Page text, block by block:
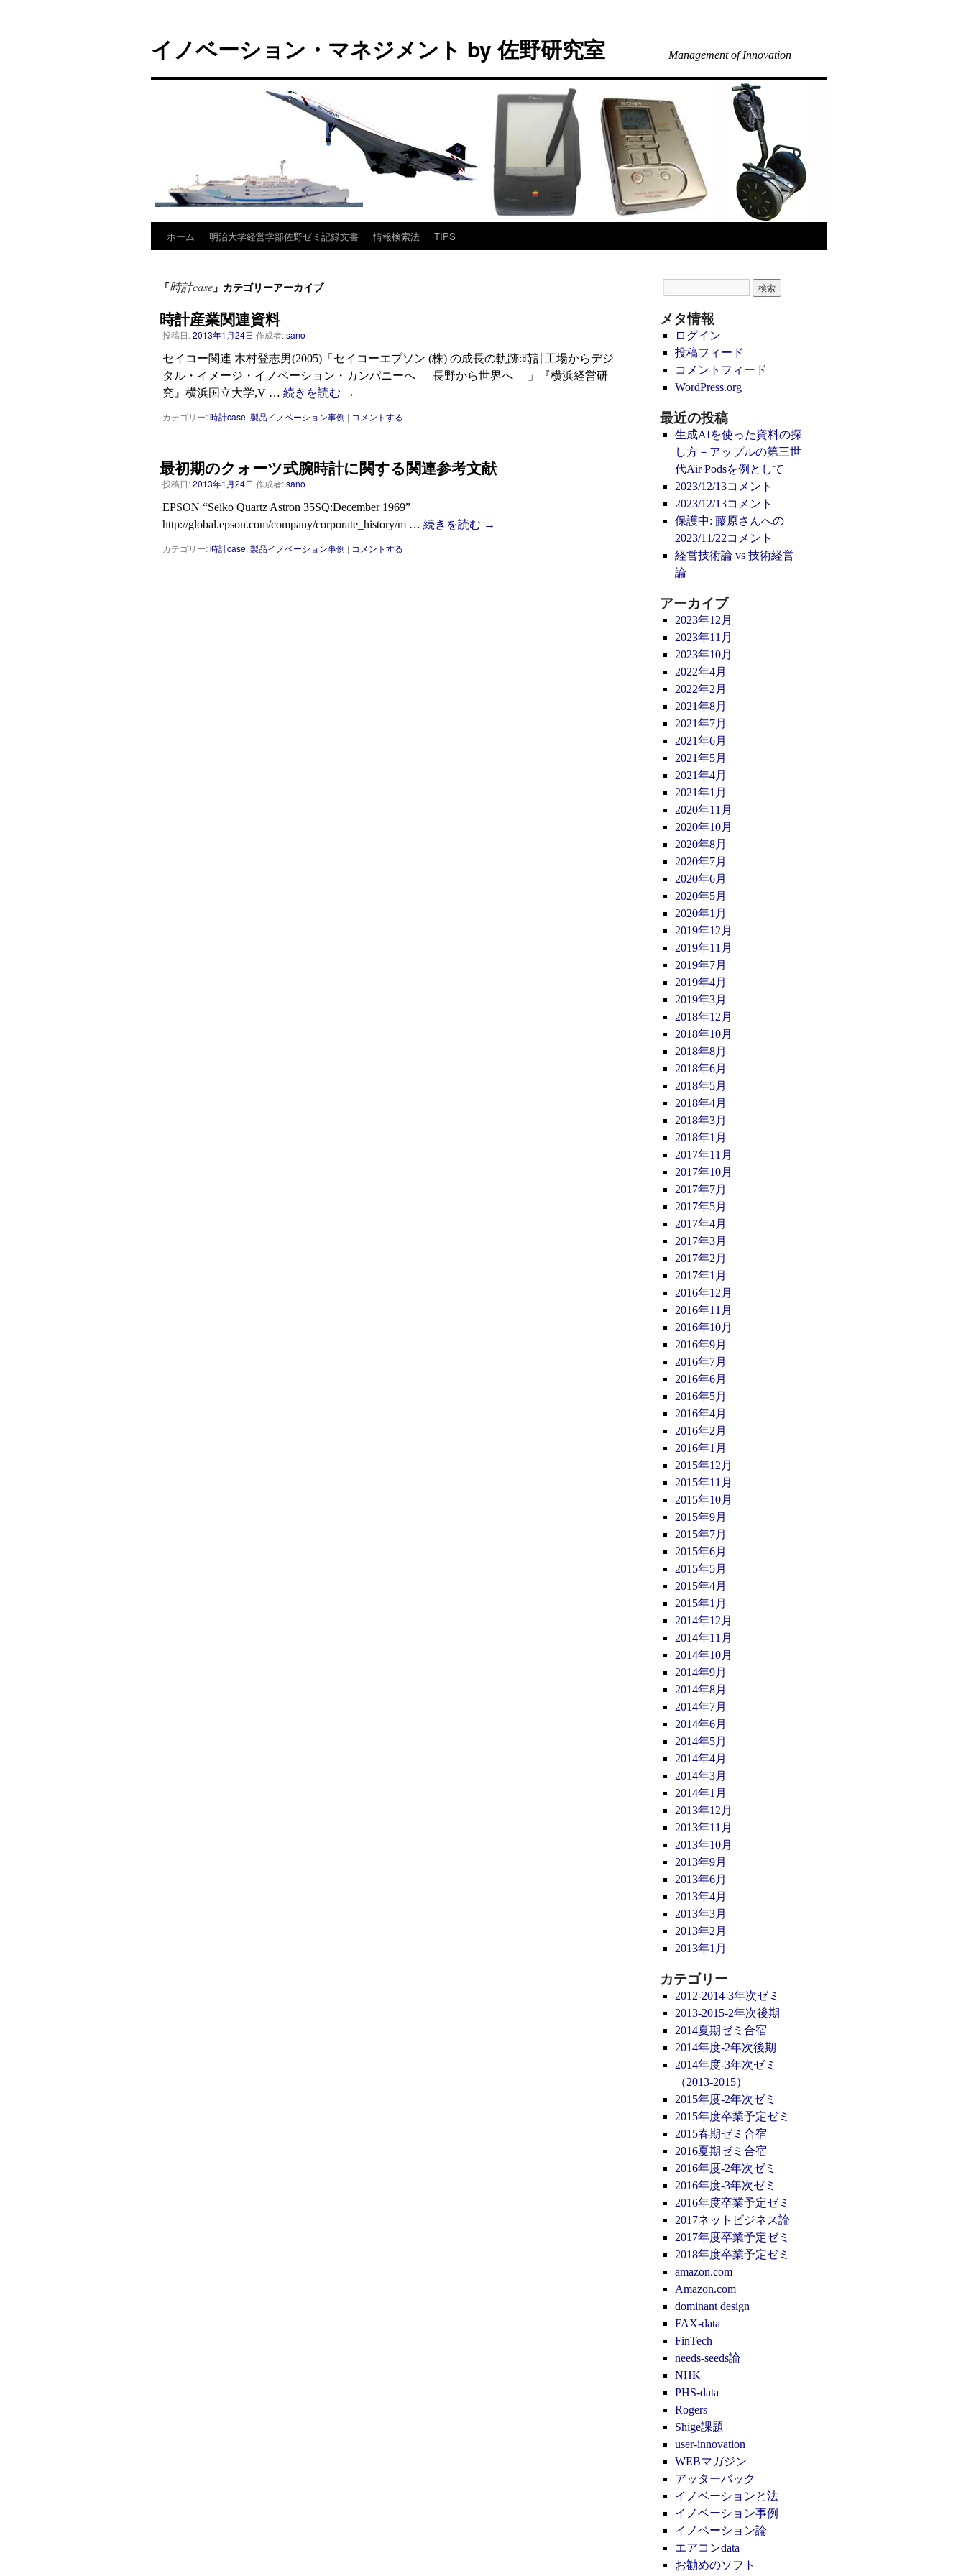
テ
イノベーション・マネジメント by 佐野研究室 Management of Innovation
ホーム 明治大学経営学部佐野ゼミ記録文書 情報検索法 TIPS
「時計case 」カテゴリーアーカイブ
時計産業関連資料
投稿日:2013年1月24日 作成者:sano
セイコー関連 木村登志男(2005)「セイコーエプソン (株) の成長の軌跡:時計工場からデジ
タル・イメージ・イノベーション・カンパニーへ — 長野から世界へ —」『横浜経営研
究』横浜国立大学,V … 続きを読む →
カテゴリー:時計case, 製品イノベーション事例 | コメントする
最初期のクォーツ式腕時計に関する関連参考文献
投稿日:2013年1月24日 作成者:sano
EPSON “Seiko Quartz Astron 35SQ:December 1969”
http://global.epson.com/company/corporate_history/m … 続きを読む →
カテゴリー:時計case, 製品イノベーション事例 | コメントする
メタ情報
ログイン
投稿フィード
コメントフィード
WordPress.org
最近の投稿
生成AIを使った資料の探
し方－アップルの第三世
代Air Podsを例として
2023/12/13コメント
2023/12/13コメント
保護中: 藤原さんへの
2023/11/22コメント
経営技術論 vs 技術経営
論
アーカイブ
2023年12月
2023年11月
2023年10月
2022年4月
2022年2月
2021年8月
2021年7月
2021年6月
2021年5月
2021年4月
2021年1月
2020年11月
2020年10月
2020年8月
2020年7月
2020年6月
2020年5月
2020年1月
2019年12月
2019年11月
2019年7月
2019年4月
2019年3月
2018年12月
2018年10月
2018年8月
2018年6月
2018年5月
2018年4月
2018年3月
2018年1月
2017年11月
2017年10月
2017年7月
2017年5月
2017年4月
2017年3月
2017年2月
2017年1月
2016年12月
2016年11月
2016年10月
2016年9月
2016年7月
2016年6月
2016年5月
2016年4月
2016年2月
2016年1月
2015年12月
2015年11月
2015年10月
2015年9月
2015年7月
2015年6月
2015年5月
2015年4月
2015年1月
2014年12月
2014年11月
2014年10月
2014年9月
2014年8月
2014年7月
2014年6月
2014年5月
2014年4月
2014年3月
2014年1月
2013年12月
2013年11月
2013年10月
2013年9月
2013年6月
2013年4月
2013年3月
2013年2月
2013年1月
カテゴリー
2012-2014-3年次ゼミ
2013-2015-2年次後期
2014夏期ゼミ合宿
2014年度-2年次後期
2014年度-3年次ゼミ
（2013-2015）
2015年度-2年次ゼミ
2015年度卒業予定ゼミ
2015春期ゼミ合宿
2016夏期ゼミ合宿
2016年度-2年次ゼミ
2016年度-3年次ゼミ
2016年度卒業予定ゼミ
2017ネットビジネス論
2017年度卒業予定ゼミ
2018年度卒業予定ゼミ
amazon.com
Amazon.com
dominant design
FAX-data
FinTech
needs-seeds論
NHK
PHS-data
Rogers
Shige課題
user-innovation
WEBマガジン
アッターバック
イノベーションと法
イノベーション事例
イノベーション論
エアコンdata
お勧めのソフト